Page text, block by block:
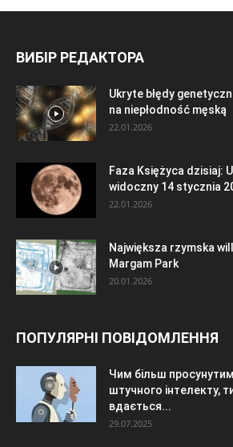
ВИБІР РЕДАКТОРА
Ukryte błędy
na niepłodność męską
22.01.2026
Faza Księżyca dzisiaj:
widoczny 14 stycznia
22.01.2026
Największa rzymska
Margam Park
20.01.2026
ПОПУЛЯРНІ ПОВІДОМЛЕННЯ
Чим більш
штучного інтелекту,
вдається...
29.07.2025